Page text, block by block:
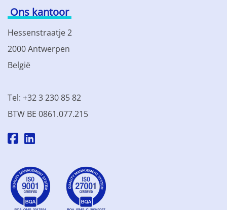
Ons kantoor
Hessenstraatje 2
2000 Antwerpen
België
Tel: +32 3 230 85 82
BTW BE 0861.077.215